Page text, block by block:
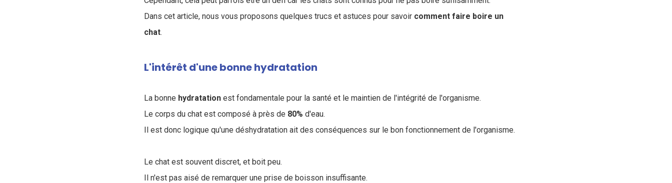
Dans cet article, nous vous proposons quelques trucs et astuces pour savoir comment faire boire un
chat.
L'intérêt d'une bonne hydratation
La bonne hydratation est fondamentale pour la santé et le maintien de l'intégrité de l'organisme.
Le corps du chat est composé à près de 80% d'eau.
Il est donc logique qu'une déshydratation ait des conséquences sur le bon fonctionnement de l'organisme.
Le chat est souvent discret, et boit peu.
Il n'est pas aisé de remarquer une prise de boisson insuffisante.